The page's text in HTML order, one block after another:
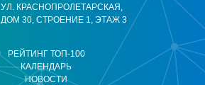
РЕЙТИНГ ТОП-100
КАЛЕНДАРЬ
НОВОСТИ
УЛ. КРАСНОПРОЛЕТАРСКАЯ,
ДОМ 30, СТРОЕНИЕ 1, ЭТАЖ 3